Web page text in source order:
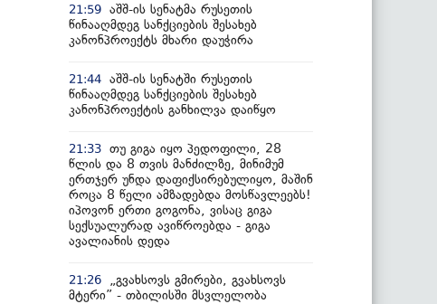
21:59 აშშ-ის სენატმა რუსეთის
წინააღმდეგ სანქციების შესახებ
კანონპროექტს მხარი დაუჭირა
21:44 აშშ-ის სენატში რუსეთის
წინააღმდეგ სანქციების შესახებ
კანონპროექტის განხილვა დაიწყო
21:33 თუ გიგა იყო პედოფილი, 28
წლის და 8 თვის მანძილზე, მინიმუმ
ერთჯერ უნდა დაფიქსირებულიყო, მაშინ
როცა 8 წელი ამზადებდა მოსწავლეებს!
იპოვონ ერთი გოგონა, ვისაც გიგა
სექსუალურად ავიწროებდა - გიგა
ავალიანის დედა
21:26
„გვახსოვს გმირები, გვახსოვს
მტერი” - თბილისში მსვლელობა